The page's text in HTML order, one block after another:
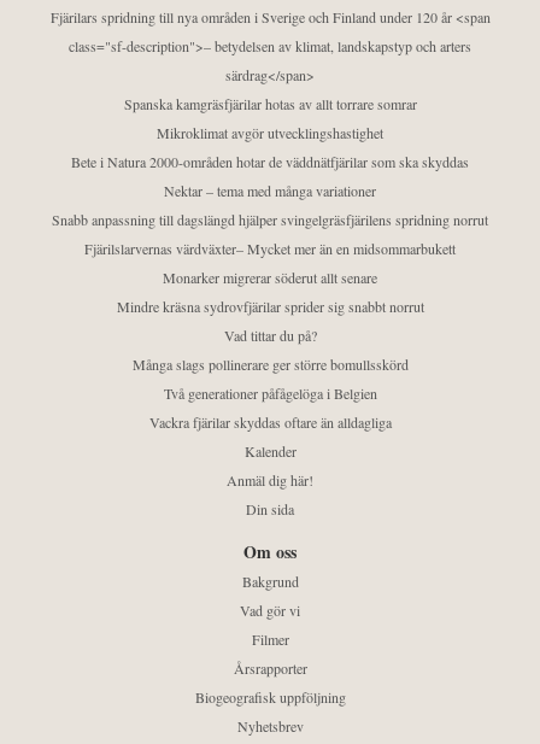
Fjärilars spridning till nya områden i Sverige och Finland under 120 år <span
class="sf-description">– betydelsen av klimat, landskapstyp och arters
särdrag</span>
Spanska kamgräsfjärilar hotas av allt torrare somrar
Mikroklimat avgör utvecklingshastighet
Bete i Natura 2000-områden hotar de väddnätfjärilar som ska skyddas
Nektar – tema med många variationer
Snabb anpassning till dagslängd hjälper svingelgräsfjärilens spridning norrut
Fjärilslarvernas värdväxter– Mycket mer än en midsommarbukett
Monarker migrerar söderut allt senare
Mindre kräsna sydrovfjärilar sprider sig snabbt norrut
Vad tittar du på?
Många slags pollinerare ger större bomullsskörd
Två generationer påfågelöga i Belgien
Vackra fjärilar skyddas oftare än alldagliga
Kalender
Anmäl dig här!
Din sida
Om oss
Bakgrund
Vad gör vi
Filmer
Årsrapporter
Biogeografisk uppföljning
Nyhetsbrev